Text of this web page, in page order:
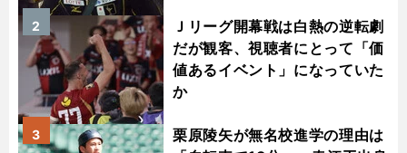
Ｊリーグ開幕戦は白熱の逆転劇
だが観客、視聴者にとって「価
値あるイベント」になっていた
か
2
栗原陵矢が無名校進学の理由は
3